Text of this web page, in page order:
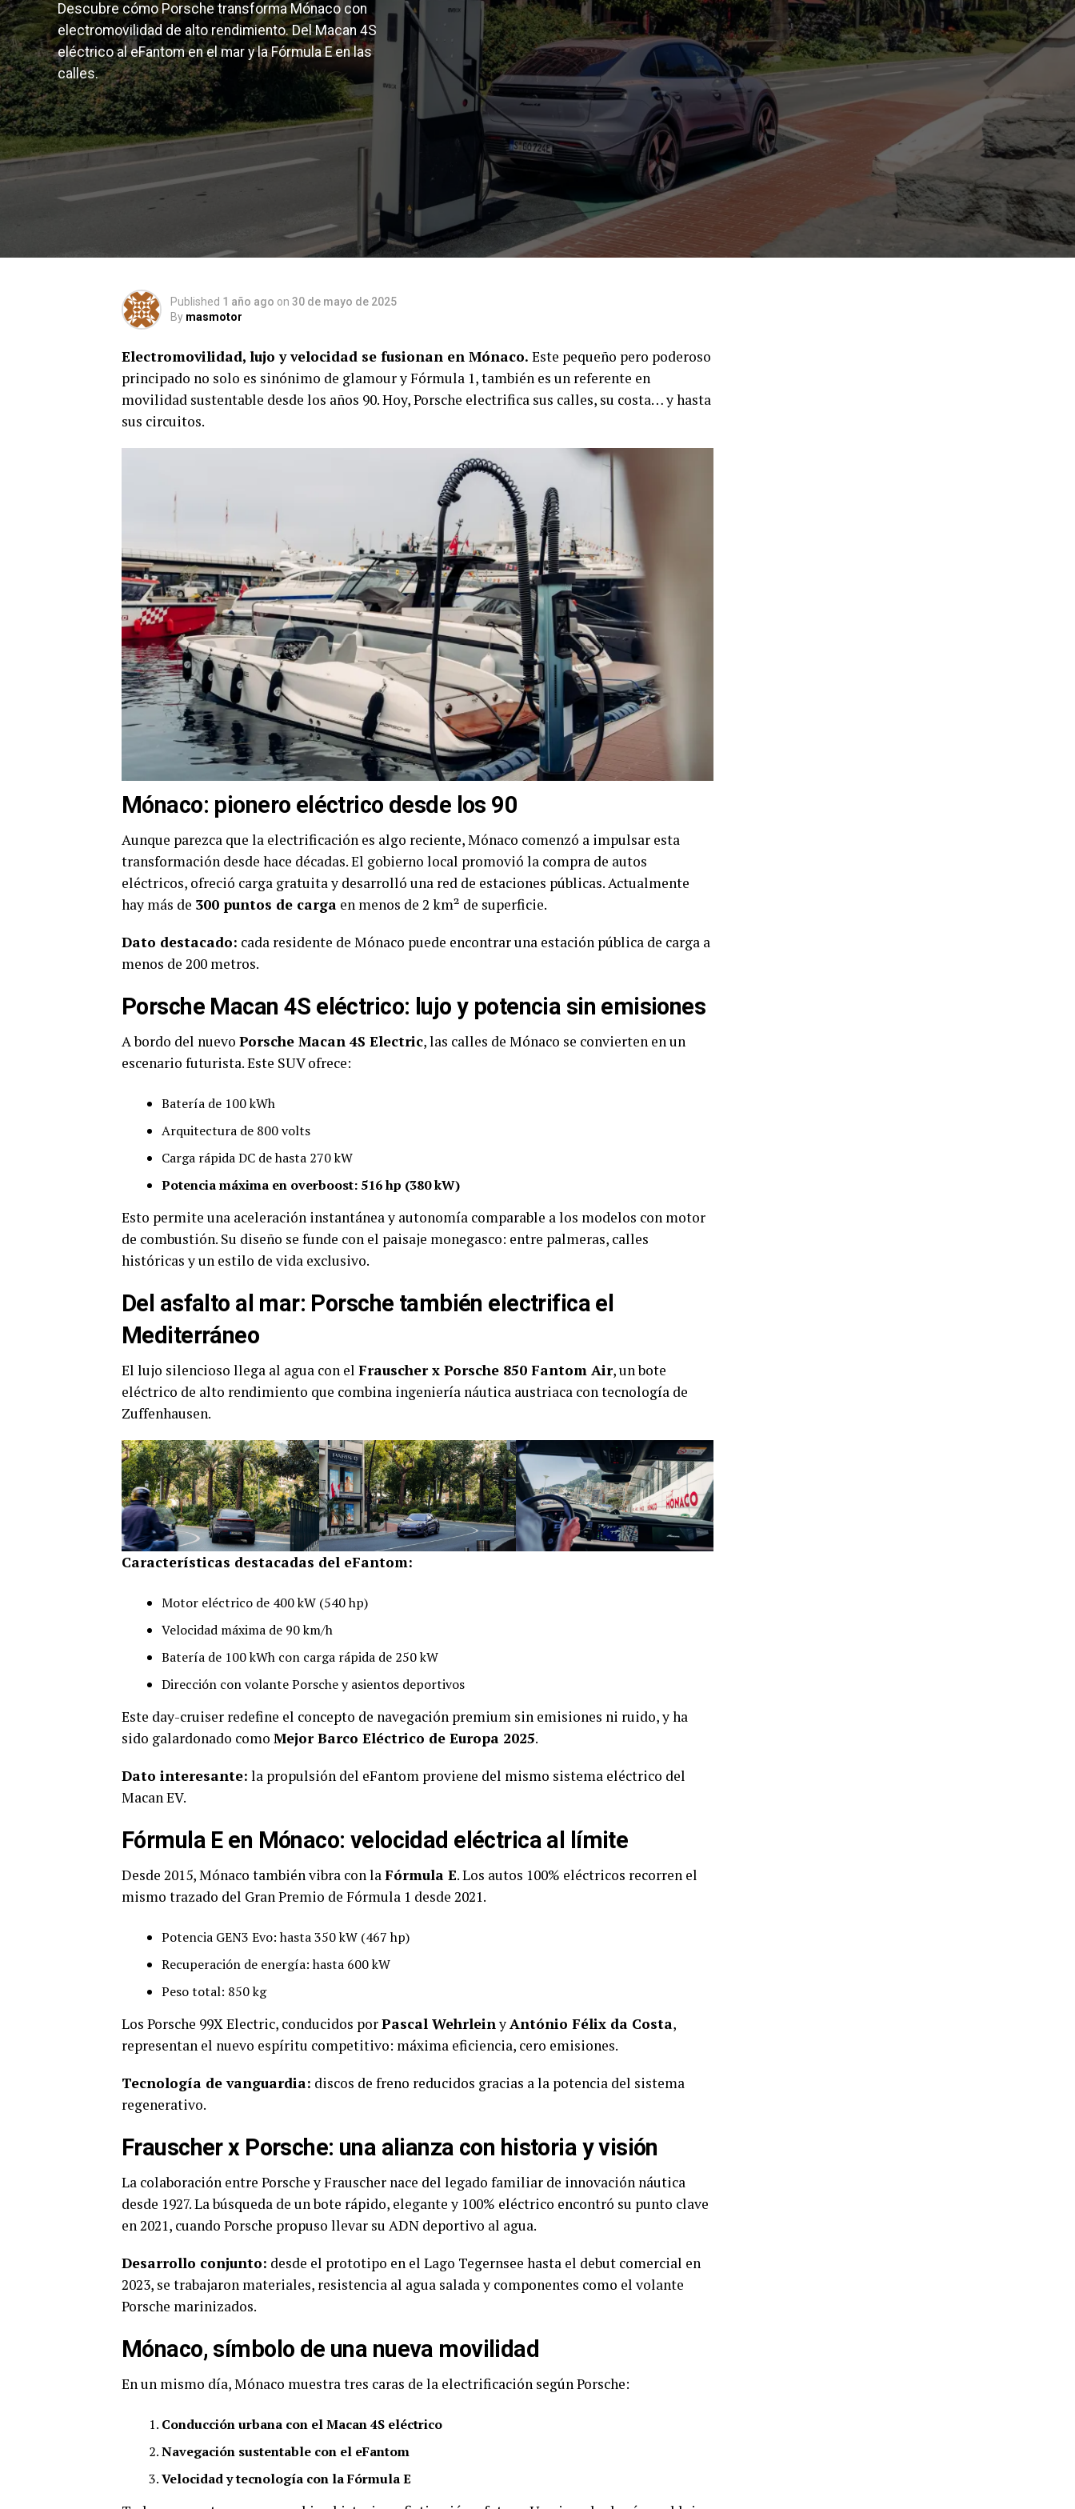
Descubre cómo Porsche transforma Mónaco con
electromovilidad de alto rendimiento. Del Macan 4S
eléctrico al eFantom en el mar y la Fórmula E en las
calles.
Published 1 año ago on 30 de mayo de 2025
By masmotor
Electromovilidad, lujo y velocidad se fusionan en Mónaco. Este pequeño pero poderoso
principado no solo es sinónimo de glamour y Fórmula 1, también es un referente en
movilidad sustentable desde los años 90. Hoy, Porsche electrifica sus calles, su costa… y hasta
sus circuitos.
Mónaco: pionero eléctrico desde los 90
Aunque parezca que la electrificación es algo reciente, Mónaco comenzó a impulsar esta
transformación desde hace décadas. El gobierno local promovió la compra de autos
eléctricos, ofreció carga gratuita y desarrolló una red de estaciones públicas. Actualmente
hay más de 300 puntos de carga en menos de 2 km² de superficie.
Dato destacado: cada residente de Mónaco puede encontrar una estación pública de carga a
menos de 200 metros.
Porsche Macan 4S eléctrico: lujo y potencia sin emisiones
A bordo del nuevo Porsche Macan 4S Electric, las calles de Mónaco se convierten en un
escenario futurista. Este SUV ofrece:
Batería de 100 kWh
Arquitectura de 800 volts
Carga rápida DC de hasta 270 kW
Potencia máxima en overboost: 516 hp (380 kW)
Esto permite una aceleración instantánea y autonomía comparable a los modelos con motor
de combustión. Su diseño se funde con el paisaje monegasco: entre palmeras, calles
históricas y un estilo de vida exclusivo.
Del asfalto al mar: Porsche también electrifica el
Mediterráneo
El lujo silencioso llega al agua con el Frauscher x Porsche 850 Fantom Air, un bote
eléctrico de alto rendimiento que combina ingeniería náutica austriaca con tecnología de
Zuffenhausen.
Características destacadas del eFantom:
Motor eléctrico de 400 kW (540 hp)
Velocidad máxima de 90 km/h
Batería de 100 kWh con carga rápida de 250 kW
Dirección con volante Porsche y asientos deportivos
Este day-cruiser redefine el concepto de navegación premium sin emisiones ni ruido, y ha
sido galardonado como Mejor Barco Eléctrico de Europa 2025.
Dato interesante: la propulsión del eFantom proviene del mismo sistema eléctrico del
Macan EV.
Fórmula E en Mónaco: velocidad eléctrica al límite
Desde 2015, Mónaco también vibra con laFórmula E. Los autos 100% eléctricos recorren el
mismo trazado del Gran Premio de Fórmula 1 desde 2021.
Potencia GEN3 Evo: hasta 350 kW (467 hp)
Recuperación de energía: hasta 600 kW
Peso total: 850 kg
Los Porsche 99X Electric, conducidos porPascal WehrleinyAntónio Félix da Costa,
representan el nuevo espíritu competitivo: máxima eficiencia, cero emisiones.
Tecnología de vanguardia: discos de freno reducidos gracias a la potencia del sistema
regenerativo.
Frauscher x Porsche: una alianza con historia y visión
La colaboración entre Porsche y Frauscher nace del legado familiar de innovación náutica
desde 1927. La búsqueda de un bote rápido, elegante y 100% eléctrico encontró su punto clave
en 2021, cuando Porsche propuso llevar su ADN deportivo al agua.
Desarrollo conjunto: desde el prototipo en el Lago Tegernsee hasta el debut comercial en
2023, se trabajaron materiales, resistencia al agua salada y componentes como el volante
Porsche marinizados.
Mónaco, símbolo de una nueva movilidad
En un mismo día, Mónaco muestra tres caras de la electrificación según Porsche:
Conducción urbana con el Macan 4S eléctrico
Navegación sustentable con el eFantom
Velocidad y tecnología con la Fórmula E